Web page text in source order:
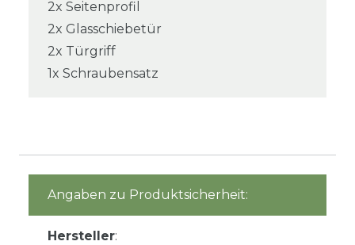
2x Seitenprofil
2x Glasschiebetür
2x Türgriff
1x Schraubensatz
Angaben zu Produktsicherheit:
Hersteller: